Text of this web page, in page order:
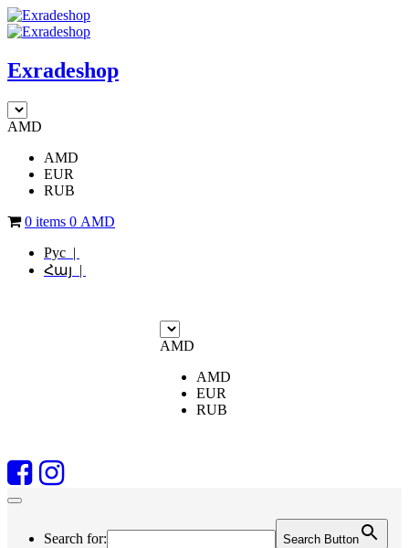
Exradeshop
AMD
AMD
EUR
RUB
0 items 0 AMD
Рус |
Հայ |
AMD
AMD
EUR
RUB
Search for: Search Button